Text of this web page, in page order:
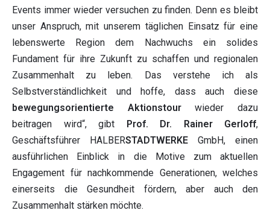
Events immer wieder versuchen zu finden. Denn es bleibt
unser Anspruch, mit unserem täglichen Einsatz für eine
lebenswerte Region dem Nachwuchs ein solides
Fundament für ihre Zukunft zu schaffen und regionalen
Zusammenhalt zu leben. Das verstehe ich als
Selbstverständlichkeit und hoffe, dass auch diese
bewegungsorientierte Aktionstourwieder dazu
beitragen wird“, gibt Prof. Dr. Rainer Gerloff,
Geschäftsführer HALBERSTADTWERKE GmbH, einen
ausführlichen Einblick in die Motive zum aktuellen
Engagement für nachkommende Generationen, welches
einerseits die Gesundheit fördern, aber auch den
Zusammenhalt stärken möchte.